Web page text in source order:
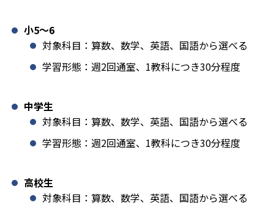
小5〜6
対象科目：算数、数学、英語、国語から選べる
学習形態：週2回通室、1教科につき30分程度
中学生
対象科目：算数、数学、英語、国語から選べる
学習形態：週2回通室、1教科につき30分程度
高校生
対象科目：算数、数学、英語、国語から選べる